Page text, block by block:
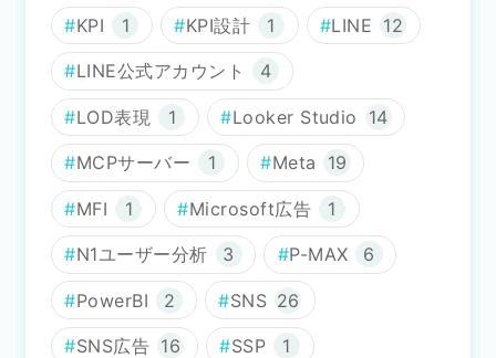
KPI 1 KPI設計 1 LINE 12
LINE公式アカウント 4
LOD表現 1 Looker Studio 14
MCPサーバー 1 Meta 19
MFI 1 Microsoft広告 1
N1ユーザー分析 3 P-MAX 6
PowerBI 2 SNS 26
SNS広告 16 SSP 1